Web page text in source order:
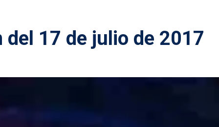
17 de julio de 2017